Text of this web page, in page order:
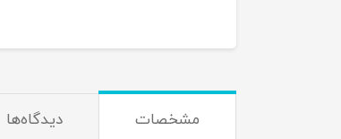
مشخصات دیدگاه‌ها